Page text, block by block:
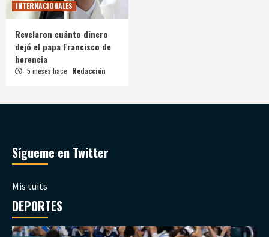
INTERNACIONALES
Revelaron cuánto dinero
dejó el papa Francisco de
herencia
5 meses hace Redacción
Sígueme en Twitter
Mis tuits
DEPORTES